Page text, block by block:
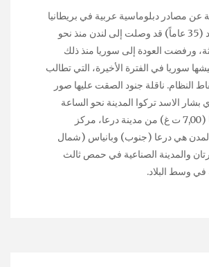
عن مصادر دبلوماسية عربية في بريطانيا
أن أسماء الأسد (35 عاماً) قد وصلت إلى لندن منذ نحو
ورفضت العودة إلى سوريا منذ ذلك
سوريا في الفترة الأخيرة، التي تطالب
النظام. ناقلة جنود الصقت عليها صور
الاسد تركوا المدينة نحو الساعة
العاشرة صباحا (7,00 ت غ) من مدينة درعا، مركز
هي درعا (جنوب) وبانياس (شمال
والمدينة الصناعية في حمص ثالث
في وسط البلاد.